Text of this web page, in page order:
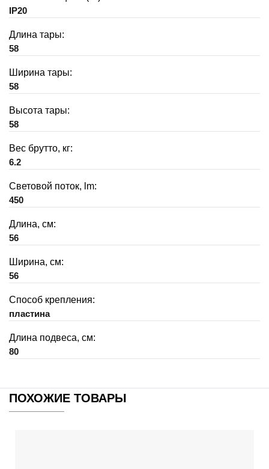
IP20
Длина тары:
58
Ширина тары:
58
Высота тары:
58
Вес брутто, кг:
6.2
Световой поток, lm:
450
Длина, см:
56
Ширина, см:
56
Способ крепления:
пластина
Длина подвеса, см:
80
ПОХОЖИЕ ТОВАРЫ